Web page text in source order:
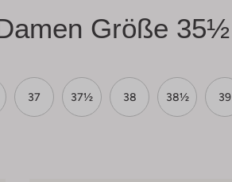
Größe 35½
37 37½ 38 38½ 39